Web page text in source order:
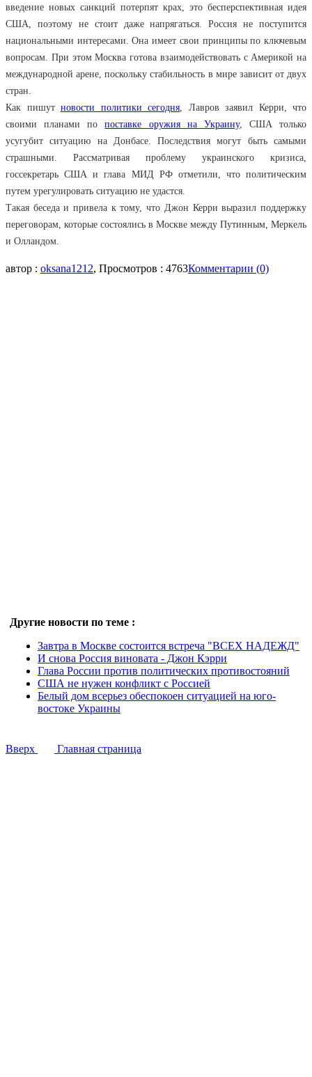
введение новых санкций потерпят крах, это бесперспективная идея
США, поэтому не стоит даже напрягаться. Россия не поступится
национальными интересами. Она имеет свои принципы по ключевым
вопросам. При этом Москва готова взаимодействовать с Америкой на
международной арене, поскольку стабильность в мире зависит от двух
стран.
Как пишут новости политики сегодня, Лавров заявил Керри, что
своими планами попоставке оружия на Украину, США только
усугубит ситуацию на Донбасе. Последствия могут быть самыми
страшными. Рассматривая проблему украинского кризиса,
госсекретарь США и глава МИД РФ отметили, что политическим
путем урегулировать ситуацию не удастся.
Такая беседа и привела к тому, что Джон Керри выразил поддержку
переговорам, которые состоялись в Москве между Путинным, Меркель
и Олландом.
автор : oksana1212, Просмотров : 4763Комментарии (0)
Другие новости по теме :
Завтра в Москве состоится встреча "ВСЕХ НАДЕЖД"
И снова Россия виновата - Джон Кэрри
Глава России против политических противостояний
США не нужен конфликт с Россией
Белый дом всерьез обеспокоен ситуацией на юго-
востоке Украины
Вверх Главная страница